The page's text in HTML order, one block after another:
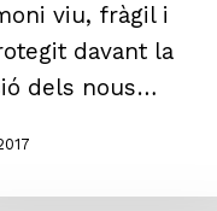
viu, fràgil i
davant la
dels nous…